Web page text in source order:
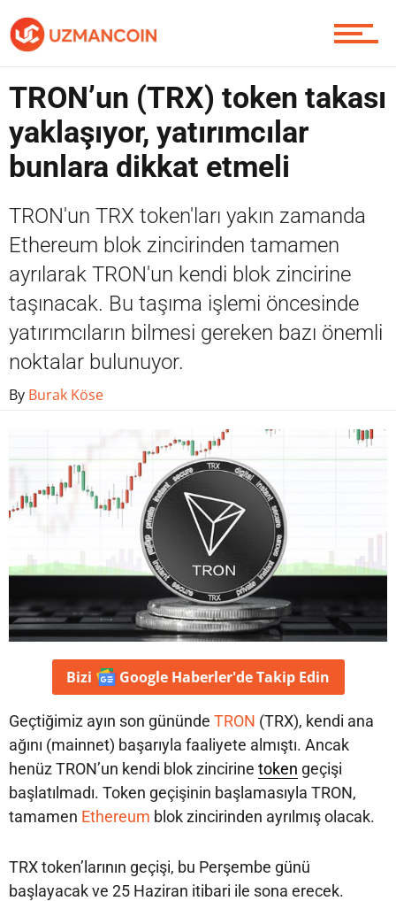
Piyasa
Soru Sor
Contact / İletişim
TRON’un (TRX) token takası
yaklaşıyor, yatırımcılar
bunlara dikkat etmeli
TRON'un TRX token'ları yakın zamanda
Ethereum blok zincirinden tamamen
ayrılarak TRON'un kendi blok zincirine
taşınacak. Bu taşıma işlemi öncesinde
yatırımcıların bilmesi gereken bazı önemli
noktalar bulunuyor.
By Burak Köse
Bizi Google Haberler'deTakip Edin
Geçtiğimiz ayın son gününde TRON (TRX), kendi ana
ağını (mainnet) başarıyla faaliyete almıştı. Ancak
henüz TRON’un kendi blok zincirine token geçişi
başlatılmadı. Token geçişinin başlamasıyla TRON,
tamamen Ethereum blok zincirinden ayrılmış olacak.
TRX token’larının geçişi, bu Perşembe günü
başlayacak ve 25 Haziran itibari ile sona erecek.